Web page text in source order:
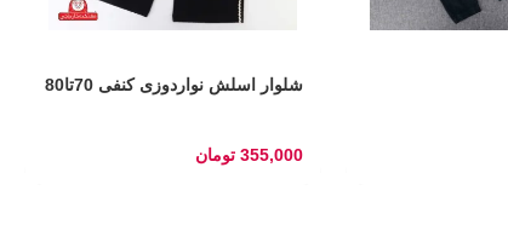
شلوار اسلش نواردوزی کنفی 70تا80
355,000 تومان